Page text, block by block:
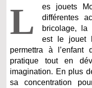
L
es jouets
différentes
bricolage, la
est le jouet
permettra à
pratique tout en
imagination. En plus
sa concentration